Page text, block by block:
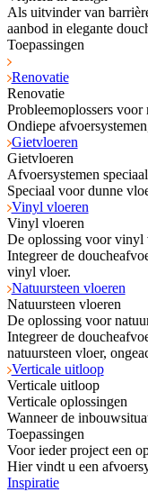
Als uitvinder van
aanbod in elegante
Toepassingen
Renovatie
Renovatie
Probleemoplossers voor
Ondiepe
Gietvloeren
Gietvloeren
Afvoersystemen
Speciaal voor dunne
Vinyl vloeren
Vinyl vloeren
De oplossing voor vinyl
Integreer de
vinyl vloer.
Natuursteen vloeren
Natuursteen vloeren
De oplossing voor
Integreer de
natuursteen vloer,
Verticale uitloop
Verticale uitloop
Verticale oplossingen
Wanneer de
Toepassingen
Voor ieder project een
Hier vindt u een
Inspiratie